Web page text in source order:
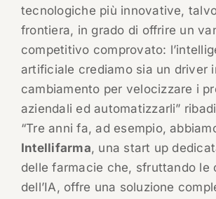
tecnologiche più innovative,
frontiera, in grado di offrire un
competitivo comprovato:
artificiale crediamo sia un driver
cambiamento per velocizzare i
aziendali ed automatizzarli”
“Tre anni fa, ad esempio,
Intellifarma, una start up
delle farmacie che, sfruttando le
dell’IA, offre una soluzione